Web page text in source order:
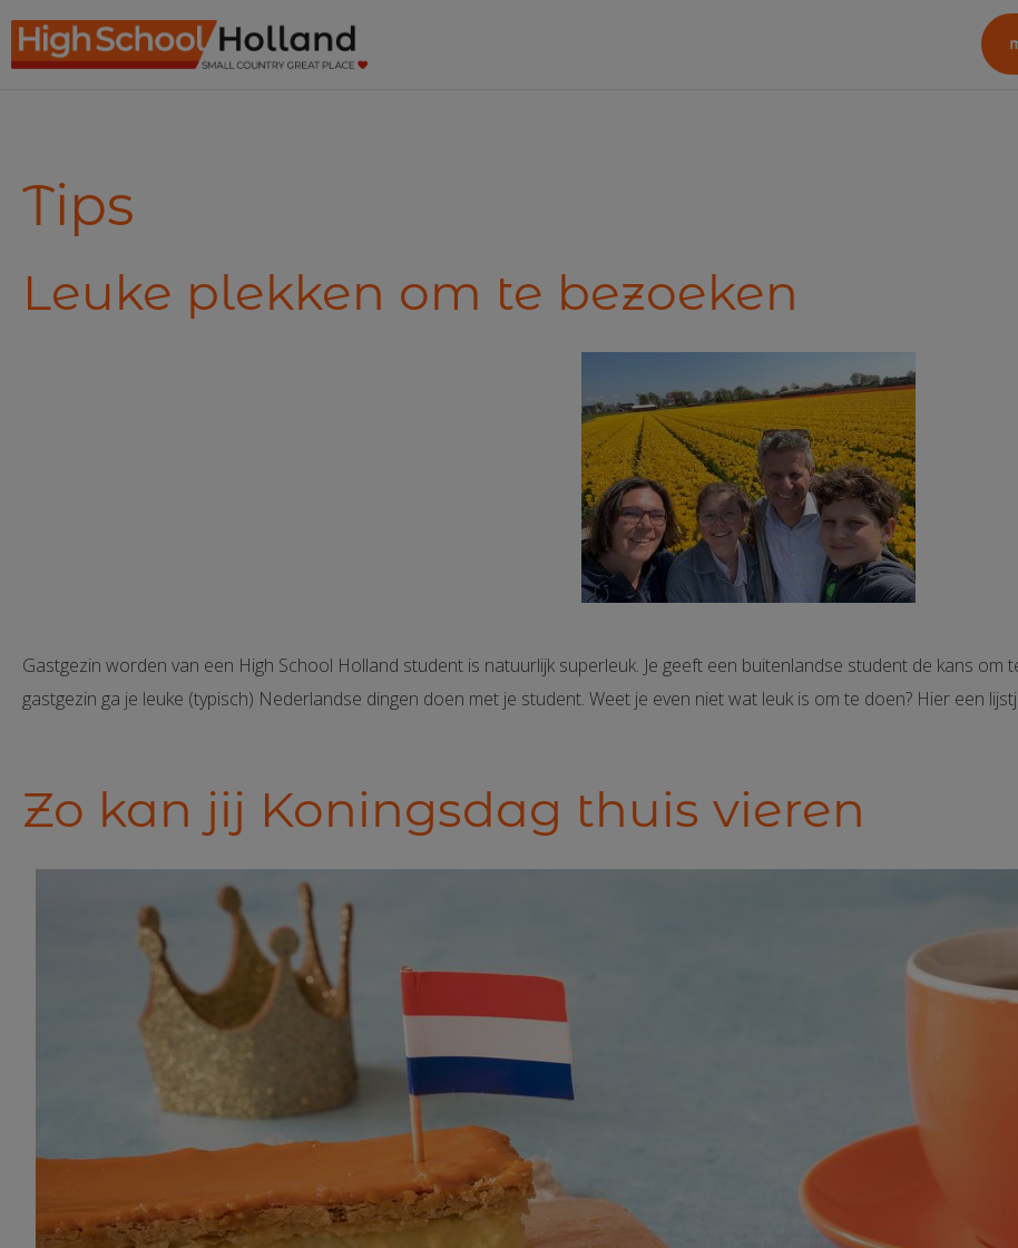
Ga
naar
Tips
Leuke plekken om te bezoeken
Gastgezin worden van een High School Holland student is natuurlijk superleuk. Je geeft een buitenlandse student de kans
gastgezin ga je leuke (typisch) Nederlandse dingen doen met je student. Weet je even niet wat leuk is om te doen? Hier een
Zo kan jij Koningsdag thuis vieren